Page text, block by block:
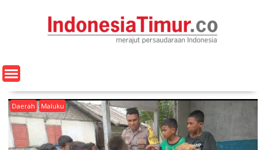
e
n
Daerah Maluku